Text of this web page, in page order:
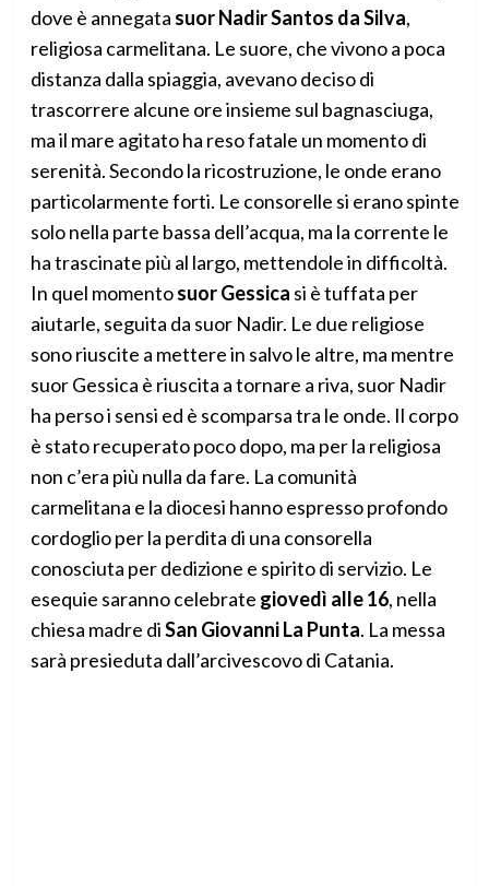
dove è annegata suor Nadir Santos da Silva,
religiosa carmelitana. Le suore, che vivono a poca
distanza dalla spiaggia, avevano deciso di
trascorrere alcune ore insieme sul bagnasciuga,
ma il mare agitato ha reso fatale un momento di
serenità. Secondo la ricostruzione, le onde erano
particolarmente forti. Le consorelle si erano spinte
solo nella parte bassa dell’acqua, ma la corrente le
ha trascinate più al largo, mettendole in difficoltà.
In quel momentosuor Gessica si è tuffata per
aiutarle, seguita da suor Nadir. Le due religiose
sono riuscite a mettere in salvo le altre, ma mentre
suor Gessica è riuscita a tornare a riva, suor Nadir
ha perso i sensi ed è scomparsa tra le onde. Il corpo
è stato recuperato poco dopo, ma per la religiosa
non c’era più nulla da fare. La comunità
carmelitana e la diocesi hanno espresso profondo
cordoglio per la perdita di una consorella
conosciuta per dedizione e spirito di servizio. Le
esequie saranno celebrate giovedì alle 16, nella
chiesa madre diSan Giovanni La Punta. La messa
sarà presieduta dall’arcivescovo di Catania.